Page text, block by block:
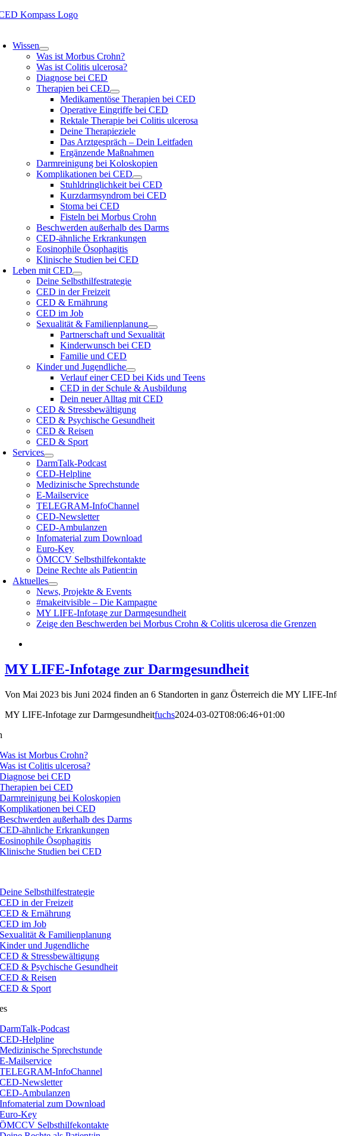
Wissen
Was ist Morbus Crohn?
Was ist Colitis ulcerosa?
Diagnose bei CED
Therapien bei CED
Medikamentöse Therapien bei CED
Operative Eingriffe bei CED
Rektale Therapie bei Colitis ulcerosa
Deine Therapieziele
Das Arztgespräch – Dein Leitfaden
Ergänzende Maßnahmen
Darmreinigung bei Koloskopien
Komplikationen bei CED
Stuhldringlichkeit bei CED
Kurzdarmsyndrom bei CED
Stoma bei CED
Fisteln bei Morbus Crohn
Beschwerden außerhalb des Darms
CED-ähnliche Erkrankungen
Eosinophile Ösophagitis
Klinische Studien bei CED
Leben mit CED
Deine Selbsthilfestrategie
CED in der Freizeit
CED & Ernährung
CED im Job
Sexualität & Familienplanung
Partnerschaft und Sexualität
Kinderwunsch bei CED
Familie und CED
Kinder und Jugendliche
Verlauf einer CED bei Kids und Teens
CED in der Schule & Ausbildung
Dein neuer Alltag mit CED
CED & Stressbewältigung
CED & Psychische Gesundheit
CED & Reisen
CED & Sport
Services
DarmTalk-Podcast
CED-Helpline
Medizinische Sprechstunde
E-Mailservice
TELEGRAM-InfoChannel
CED-Newsletter
CED-Ambulanzen
Infomaterial zum Download
Euro-Key
ÖMCCV Selbsthilfekontakte
Deine Rechte als Patient:in
Aktuelles
News, Projekte & Events
#makeitvisible – Die Kampagne
MY LIFE-Infotage zur Darmgesundheit
Zeige den Beschwerden bei Morbus Crohn & Colitis ulcerosa die Grenzen
MY LIFE-Infotage zur Darmgesundheit
Von Mai 2023 bis Juni 2024 finden an 6 Standorten in ganz Österreich die MY LIFE-
MY LIFE-Infotage zur Darmgesundheitfuchs2024-03-02T08:06:46+01:00
ist Morbus Crohn?
ist Colitis ulcerosa?
bei CED
bei CED
bei Koloskopien
bei CED
außerhalb des Darms
ähnliche Erkrankungen
Ösophagitis
Studien bei CED
Selbsthilfestrategie
in der Freizeit
& Ernährung
im Job
& Familienplanung
und Jugendliche
& Stressbewältigung
& Psychische Gesundheit
& Reisen
& Sport
Podcast
Helpline
Sprechstunde
Mailservice
InfoChannel
Newsletter
Ambulanzen
zum Download
Key
Selbsthilfekontakte